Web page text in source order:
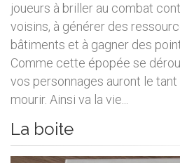
joueurs à briller au combat
voisins, à générer des
bâtiments et à gagner des
Comme cette épopée se
vos personnages auront le
mourir. Ainsi va la vie...
La boite